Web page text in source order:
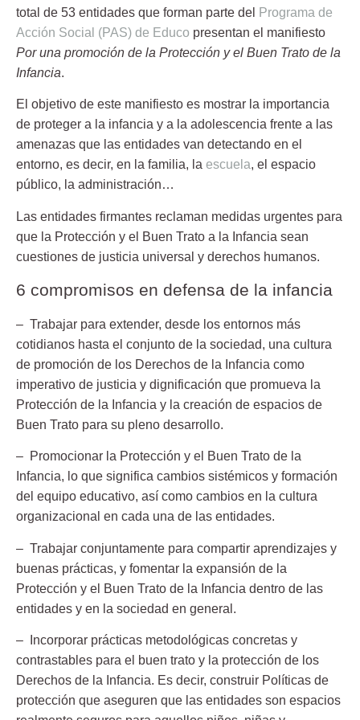
total de 53 entidades que forman parte del
Programa de
Acción Social (PAS) de Educo presentan el manifiesto
Por una promoción de la Protección y el Buen Trato de la
Infancia.
El objetivo de este manifiesto es mostrar la importancia
de proteger a la infancia y a la adolescencia frente a las
amenazas que las entidades van detectando en el
entorno, es decir, en la familia, la escuela, el espacio
público, la administración…
Las entidades firmantes reclaman medidas urgentes para
que la Protección y el Buen Trato a la Infancia sean
cuestiones de justicia universal y derechos humanos.
6 compromisos en defensa de la infancia
– Trabajar para extender, desde los entornos más
cotidianos hasta el conjunto de la sociedad, una cultura
de promoción de los Derechos de la Infancia como
imperativo de justicia y dignificación que promueva la
Protección de la Infancia y la creación de espacios de
Buen Trato para su pleno desarrollo.
– Promocionar la Protección y el Buen Trato de la
Infancia, lo que significa cambios sistémicos y formación
del equipo educativo, así como cambios en la cultura
organizacional en cada una de las entidades.
– Trabajar conjuntamente para compartir aprendizajes y
buenas prácticas, y fomentar la expansión de la
Protección y el Buen Trato de la Infancia dentro de las
entidades y en la sociedad en general.
– Incorporar prácticas metodológicas concretas y
contrastables para el buen trato y la protección de los
Derechos de la Infancia. Es decir, construir Políticas de
protección que aseguren que las entidades son espacios